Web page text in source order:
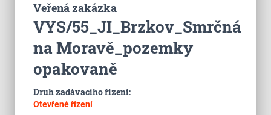
Veřená zakázka
VYS/55_JI_Brzkov_Smrčná
na Moravě_pozemky
opakovaně
Druh zadávacího řízení:
Otevřené řízení